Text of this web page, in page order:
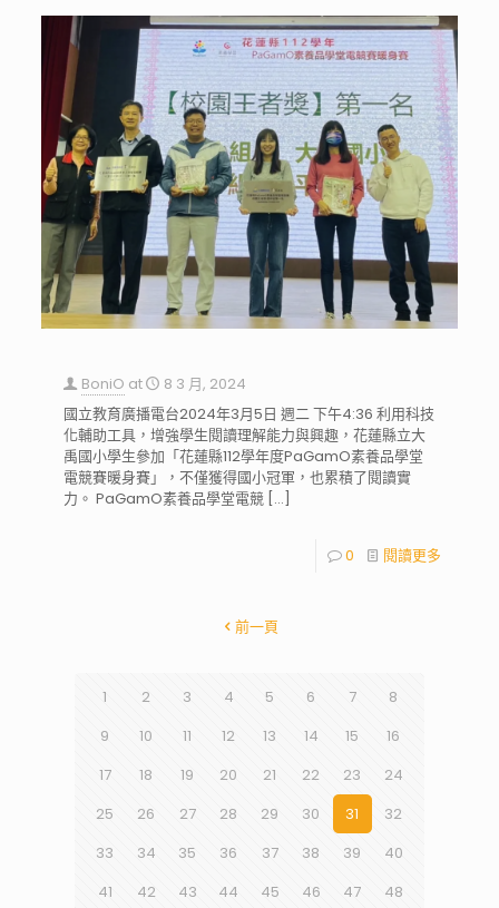
BoniO at
8 3 月, 2024
國立教育廣播電台2024年3月5日 週二 下午4:36 利用科技
化輔助工具，增強學生閱讀理解能力與興趣，花蓮縣立大
禹國小學生參加「花蓮縣112學年度PaGamO素養品學堂
電競賽暖身賽」，不僅獲得國小冠軍，也累積了閱讀實
力。 PaGamO素養品學堂電競[…]
0 閱讀更多
前一頁
1 2 3 4 5 6 7
8
9
10 11 12 13 14 15
16
17
18 19 20 21 22 23
24
25
26 27 28 29 30 31
32
33
34 35 36 37 38 39
40
41
42 43 44 45 46 47
48